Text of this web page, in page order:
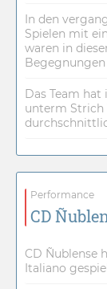
In den
Spielen mit
waren in
Das Team hat
unterm Strich
Performance
CD
CD Ñublense
Italiano